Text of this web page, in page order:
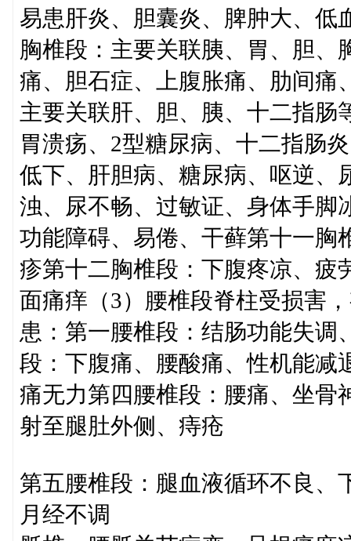
易患肝炎、胆囊炎、脾肿大、低
胸椎段：主要关联胰、胃、胆、
痛、胆石症、上腹胀痛、肋间痛
主要关联肝、胆、胰、十二指肠
胃溃疡、2型糖尿病、十二指肠
低下、肝胆病、糖尿病、呕逆、
浊、尿不畅、过敏证、身体手脚
功能障碍、易倦、干藓第十一胸
疹第十二胸椎段：下腹疼凉、疲
面痛痒（3）腰椎段脊柱受损害
患：第一腰椎段：结肠功能失调
段：下腹痛、腰酸痛、性机能减
痛无力第四腰椎段：腰痛、坐骨
射至腿肚外侧、痔疮
第五腰椎段：腿血液循环不良、
月经不调